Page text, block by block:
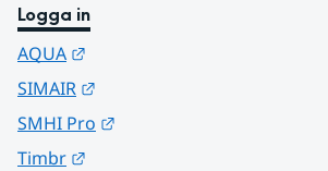
Logga in
AQUA
SIMAIR
SMHI Pro
Timbr